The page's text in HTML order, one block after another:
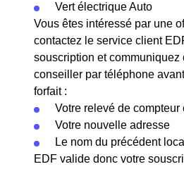
Vert électrique Auto
Vous êtes intéressé par une
contactez le service client
souscription et communiquez
conseiller par téléphone
forfait :
Votre relevé de compteur
Votre nouvelle adresse
Le nom du précédent
EDF valide donc votre